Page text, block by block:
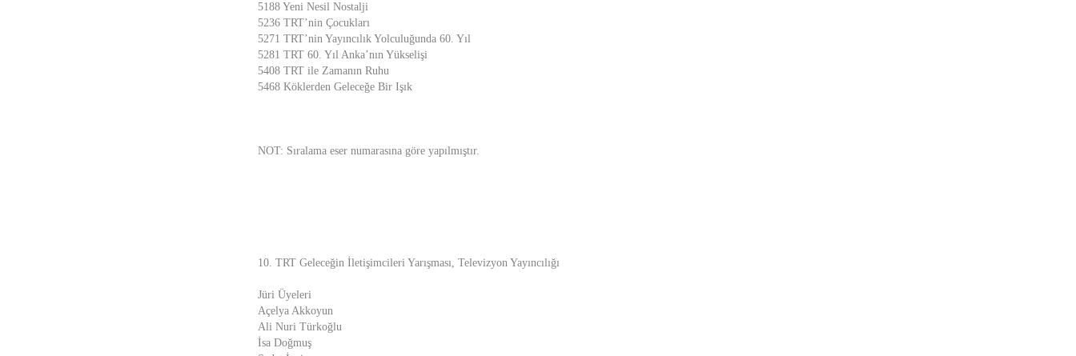
5188 Yeni Nesil Nostalji
5236 TRT’nin Çocukları
5271 TRT’nin Yayıncılık Yolculuğunda 60. Yıl
5281 TRT 60. Yıl Anka’nın Yükselişi
5408 TRT ile Zamanın Ruhu
5468 Köklerden Geleceğe Bir Işık
NOT: Sıralama eser numarasına göre yapılmıştır.
10. TRT Geleceğin İletişimcileri Yarışması, Televizyon Yayıncılığı
Jüri Üyeleri
Açelya Akkoyun
Ali Nuri Türkoğlu
İsa Doğmuş